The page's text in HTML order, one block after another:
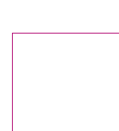
300 Lei - 500 Lei